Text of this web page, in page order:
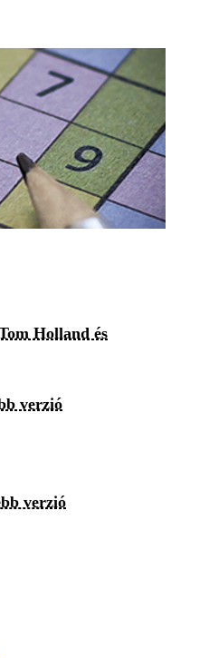
Holland és
verzió
verzió